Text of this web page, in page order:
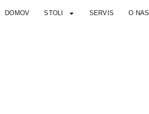
DOMOV STOLI SERVIS O NAS